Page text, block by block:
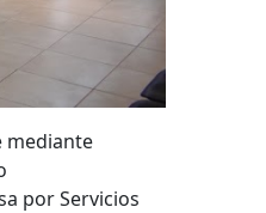
mediante
por Servicios